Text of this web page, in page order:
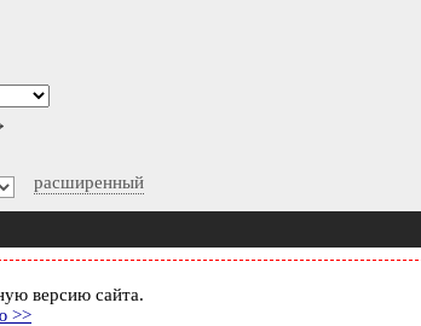
расширенный
версию сайта.
>>